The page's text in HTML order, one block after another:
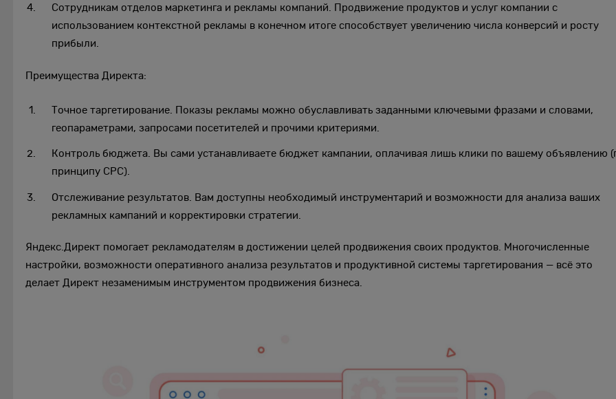
Сотрудникам отделов маркетинга и рекламы компаний. Продвижение продуктов и услуг компании с
использованием контекстной рекламы в конечном итоге способствует увеличению числа конверсий и росту
прибыли.
Преимущества Директа:
Точное таргетирование. Показы рекламы можно обуславливать заданными ключевыми фразами и словами,
геопараметрами, запросами посетителей и прочими критериями.
Контроль бюджета. Вы сами устанавливаете бюджет кампании, оплачивая лишь клики по вашему объявлению
принципу CPC).
Отслеживание результатов. Вам доступны необходимый инструментарий и возможности для анализа ваших
рекламных кампаний и корректировки стратегии.
Яндекс.Директ помогает рекламодателям в достижении целей продвижения своих продуктов. Многочисленные
настройки, возможности оперативного анализа результатов и продуктивной системы таргетирования — всё это
делает Директ незаменимым инструментом продвижения бизнеса.